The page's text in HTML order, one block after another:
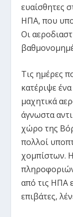
ευαίσθητες
ΗΠΑ, που
Οι
Τις ημέρες
κατέριψε
μαχητικά
άγνωστα
χώρο της
πολλοί
χομπίστων.
από τις ΗΠΑ
επιβάτες,